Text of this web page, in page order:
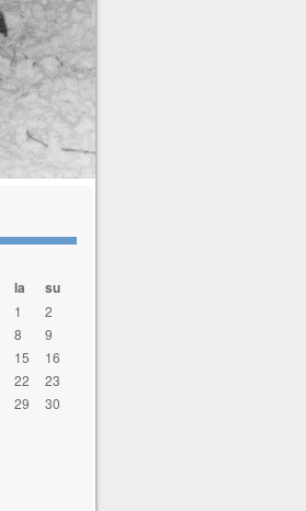
la su
1
2
8
9
15
16
22
23
29
30